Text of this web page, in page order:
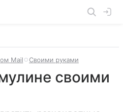
Mail Своими руками
своими